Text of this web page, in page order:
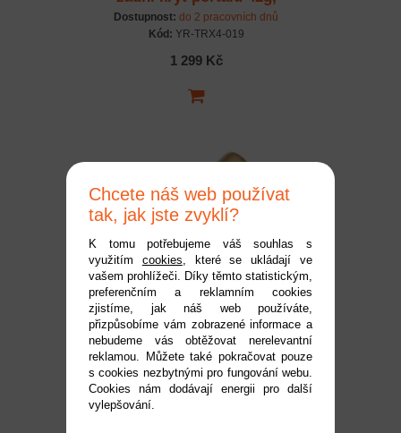
2ks pro TRX-4
Dostupnost: do 2 pracovních dnů
Kód: YR-TRX4-019
1 299 Kč
Mosazné kulové čepy
11,7x5,8x5mm, vnitřní
3mm pro TRX-4, 4ks
Dostupnost:
do 2 pracovních dnů
Kód:YR-TRX4-036
119 Kč
Chcete náš web používat
tak, jak jste zvyklí?
K tomu potřebujeme váš souhlas s
využitím cookies, které se ukládají ve
vašem prohlížeči. Díky těmto statistickým,
preferenčním a reklamním cookies
zjistíme, jak náš web používáte,
přizpůsobíme vám zobrazené informace a
nebudeme vás obtěžovat nerelevantní
reklamou. Můžete také pokračovat pouze
s cookies nezbytnými pro fungování webu.
Cookies nám dodávají energii pro další
vylepšování.